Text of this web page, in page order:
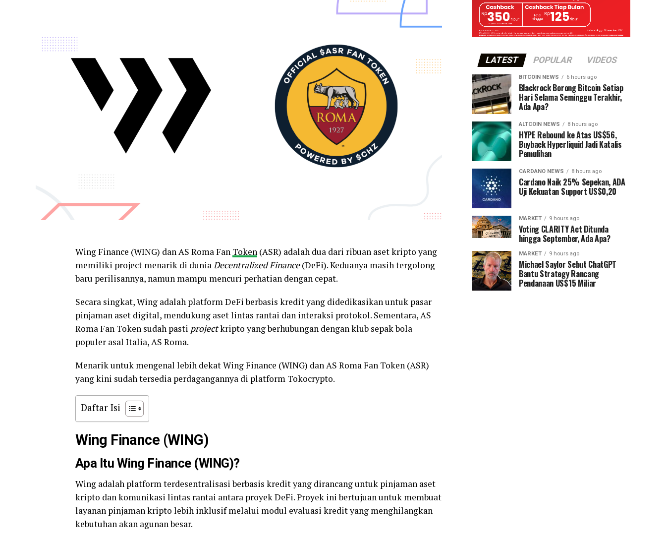
Wing Finance (WING) dan AS Roma Fan Token (ASR) adalah dua dari ribuan aset kripto yang
memiliki project menarik di duniaDecentralized Finance(DeFi). Keduanya masih tergolong
baru perilisannya, namun mampu mencuri perhatian dengan cepat.
Secara singkat, Wing adalah platform DeFi berbasis kredit yang didedikasikan untuk pasar
pinjaman aset digital, mendukung aset lintas rantai dan interaksi protokol. Sementara, AS
Roma Fan Token sudah pasti projectkripto yang berhubungan dengan klub sepak bola
populer asal Italia, AS Roma.
Menarik untuk mengenal lebih dekat Wing Finance (WING) dan AS Roma Fan Token (ASR)
yang kini sudah tersedia perdagangannya di platform Tokocrypto.
Daftar Isi
Wing Finance (WING)
Apa Itu Wing Finance (WING)?
Wing adalah platform terdesentralisasi berbasis kredit yang dirancang untuk pinjaman aset
kripto dan komunikasi lintas rantai antara proyek DeFi. Proyek ini bertujuan untuk membuat
layanan pinjaman kripto lebih inklusif melalui modul evaluasi kredit yang menghilangkan
kebutuhan akan agunan besar.
LATEST POPULAR VIDEOS
BITCOIN NEWS 6 hours ago
⁠Blackrock Borong Bitcoin Setiap
Hari Selama Seminggu Terakhir,
Ada Apa?
ALTCOIN NEWS 8 hours ago
HYPE Rebound ke Atas US$56,
Buyback Hyperliquid Jadi Katalis
Pemulihan
CARDANO NEWS 8 hours ago
Cardano Naik 25% Sepekan, ADA
Uji Kekuatan Support US$0,20
MARKET 9 hours ago
Voting CLARITY Act Ditunda
hingga September, Ada Apa?
MARKET 9 hours ago
Michael Saylor Sebut ChatGPT
Bantu Strategy Rancang
Pendanaan US$15 Miliar